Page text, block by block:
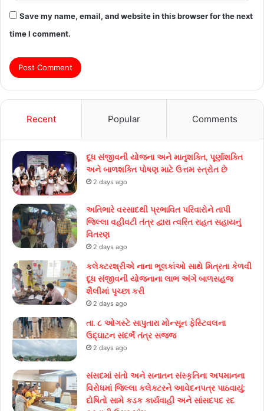
Save my name, email, and website in this browser for the next
time I comment.
Recent Popular Comments
દૂધ સંજીવની યોજના અને માતૃશક્તિ, પૂર્ણાશક્તિ
અને બાળશક્તિ પોષણ માટે ઉત્તમ સ્ત્રોત છે
2 days ago
અતિભારે વરસાદથી પ્રભાવિત પરિવારોને તાપી
જિલ્લા વહીવટી તંત્ર દ્વારા ત્વરિત રાહત સહાયનું
વિતરણ
2 days ago
કલેક્ટરશ્રીએ નાના ભૂલકાંઓ સાથે મિત્રતા કેળવી
દૂધ સંજીવની યોજનાના લાભ અંગે બાળસહજ
શૈલીમાં પૃચ્છા કરી
2 days ago
તા. ૮ ઓગસ્ટે સાપુતારા મોન્સૂન ફેસ્ટિવલના
ઉદ્ઘાટન સંદર્ભે તંત્ર સજ્જ
2 days ago
સંસદમાં સંતો અને સનાતન સંસ્કૃતિના અપમાનના
વિરોધમાં જિલ્લા કલેક્ટરને આવેદનપત્ર પાઠવાયું;
દોષિતો સામે કડક કાર્યવાહી અને સાંસદપદ રદ